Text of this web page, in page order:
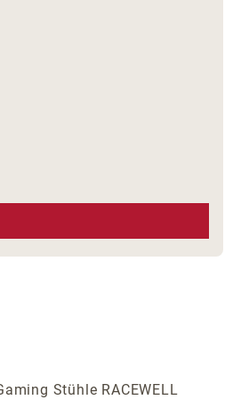
zu erhöhen oder zu
Stühle RACEWELL